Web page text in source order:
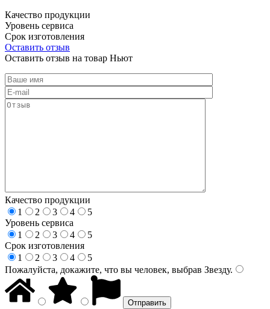
Качество продукции
Уровень сервиса
Срок изготовления
Оставить отзыв
Оставить отзыв на товар Ньют
Качество продукции
1
2 3 4
5
Уровень сервиса
1
2 3 4
5
Срок изготовления
1
2 3 4
5
Пожалуйста, докажите, что вы человек, выбрав Звезду.